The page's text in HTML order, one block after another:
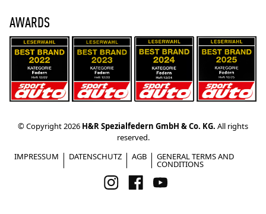
AWARDS
© Copyright 2026 H&R Spezialfedern GmbH & Co. KG. All rights
reserved.
IMPRESSUM
DATENSCHUTZ AGB GENERAL TERMS AND
CONDITIONS